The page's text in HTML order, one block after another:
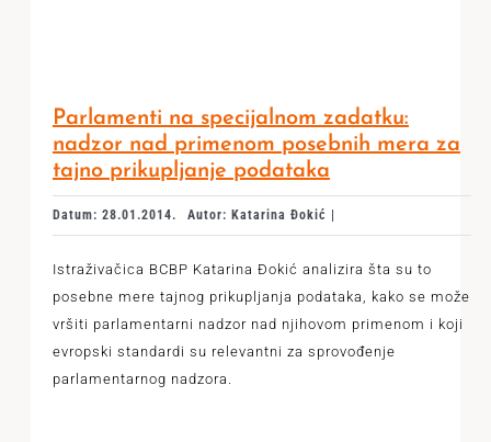
Parlamenti na specijalnom zadatku:
nadzor nad primenom posebnih mera za
tajno prikupljanje podataka
Datum: 28.01.2014. Autor: Katarina Đokić |
Istraživačica BCBP Katarina Đokić analizira šta su to
posebne mere tajnog prikupljanja podataka, kako se može
vršiti parlamentarni nadzor nad njihovom primenom i koji
evropski standardi su relevantni za sprovođenje
parlamentarnog nadzora.